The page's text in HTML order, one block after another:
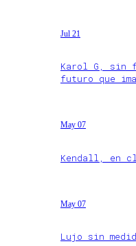
Jul 21
Karol G,
futuro que
May 07
Kendall, en
May 07
Lujo sin